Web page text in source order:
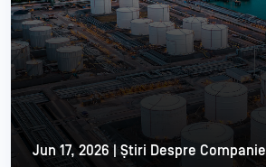
Jun 17, 2026 | Știri Despre Companie